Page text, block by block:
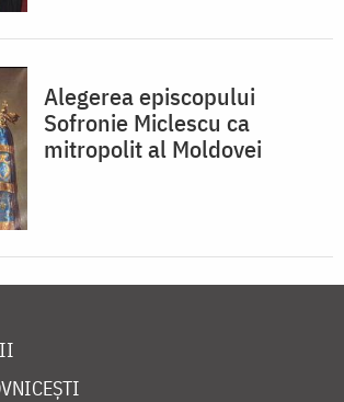
Alegerea episcopului
Sofronie Miclescu ca
mitropolit al Moldovei